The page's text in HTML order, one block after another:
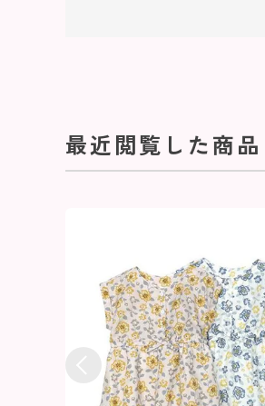
最近閲覧した商品